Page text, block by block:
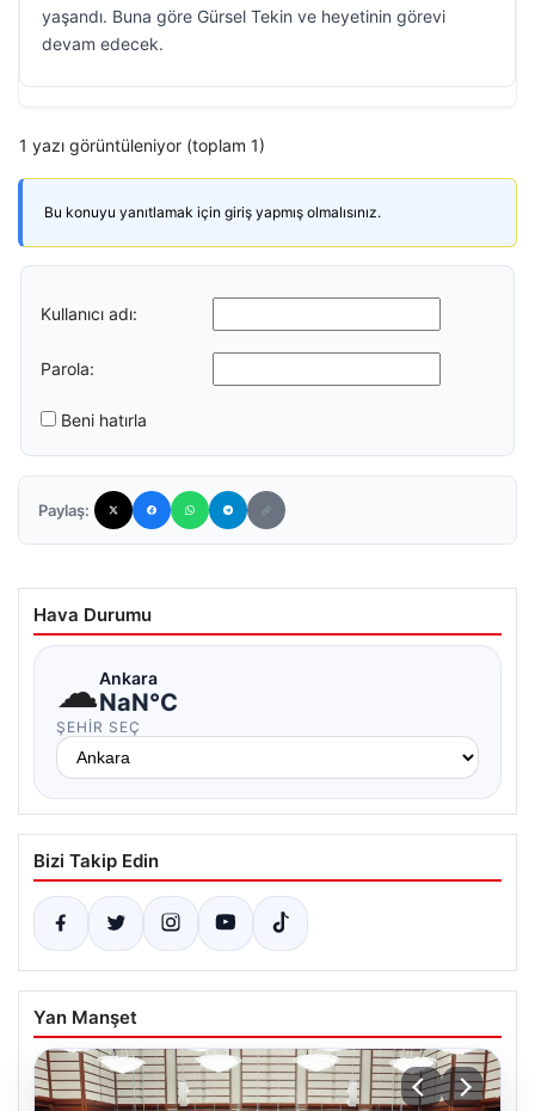
yaşandı. Buna göre Gürsel Tekin ve heyetinin görevi
devam edecek.
1 yazı görüntüleniyor (toplam 1)
Bu konuyu yanıtlamak için giriş yapmış olmalısınız.
Kullanıcı adı:
Parola:
Beni hatırla
Paylaş:
Hava Durumu
☁Ankara
NaN°C
ŞEHIR SEÇ
Bizi Takip Edin
Yan Manşet